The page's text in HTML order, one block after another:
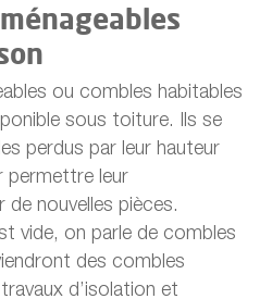
ou combles habitables
sous toiture. Ils se
perdus par leur hauteur
permettre leur
de nouvelles pièces.
vide, on parle de combles
des combles
d’isolation et